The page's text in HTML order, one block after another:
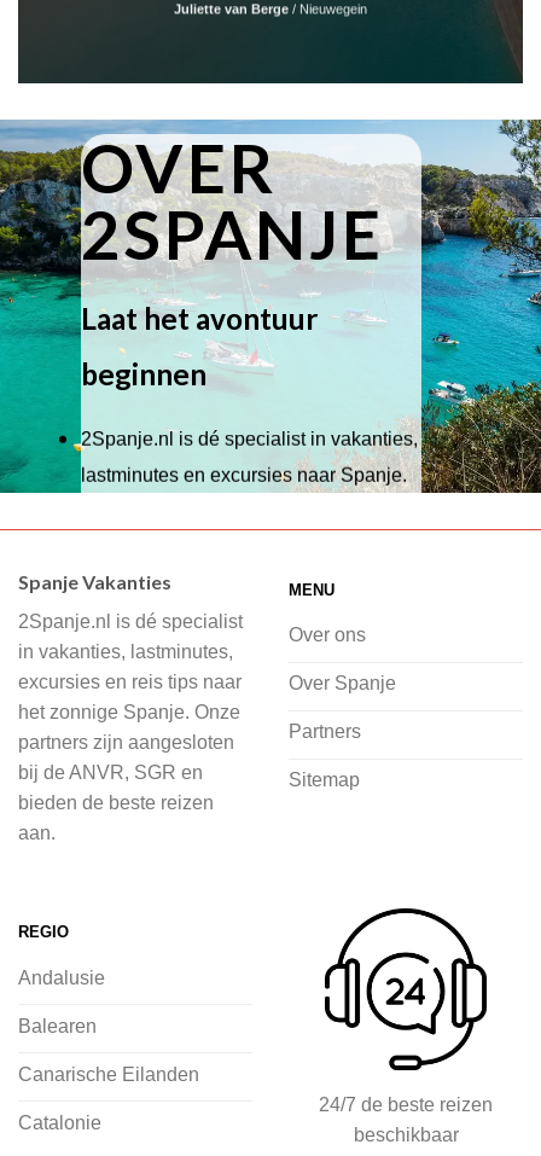
Juliette van Berge / Nieuwegein
OVER
2SPANJE
Laat het avontuur
beginnen
2Spanje.nl is dé specialist in vakanties,
lastminutes en excursies naar Spanje.
Wij hebben een breed scala aan
of je nu wilt relaxen op het strand,
cultuur wilt ontdekken of avontuur zoekt
in de natuur.
Bij 2Spanje.nl begint de voorpret al
voordat je het vliegtuig instapt, door
inspiratie op te doen over dit zonnige
vliegvakantie zoeken en boeken bij
2Spanje.nl, met een team dat altijd
klaarstaat om eventuele vragen te
beantwoorden en ervoor te zorgen dat
jij met een gerust hart op vakantie kunt
Spanje Vakanties
2Spanje.nl is dé specialist
in vakanties, lastminutes,
excursies en reis tips naar
het zonnige Spanje. Onze
partners zijn aangesloten
bij de ANVR, SGR en
bieden de beste reizen
aan.
MENU
Over ons
Over Spanje
Partners
Sitemap
REGIO
Andalusie
Balearen
Canarische Eilanden
Catalonie
24/7 de beste reizen
beschikbaar